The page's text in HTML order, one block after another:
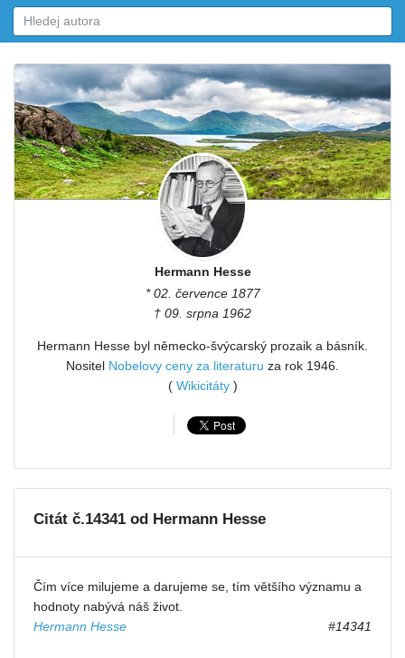
Hermann Hesse
* 02. července 1877
† 09. srpna 1962
Hermann Hesse byl německo-švýcarský prozaik a básník.
Nositel Nobelovy ceny za literaturu za rok 1946.
( Wikicitáty)
Citát č.14341 od Hermann Hesse
Čím více milujeme a darujeme se, tím většího významu a
hodnoty nabývá náš život.
Hermann Hesse
#14341